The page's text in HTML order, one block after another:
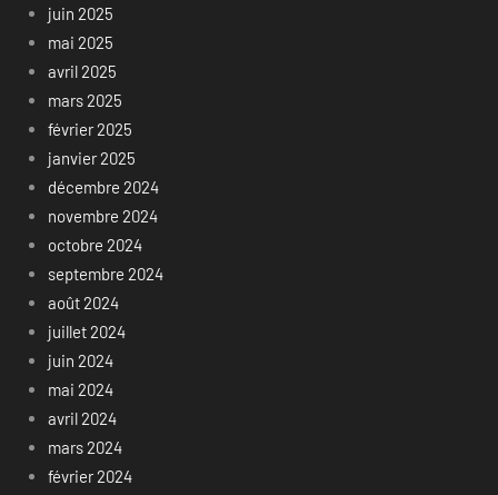
juin 2025
mai 2025
avril 2025
mars 2025
février 2025
janvier 2025
décembre 2024
novembre 2024
octobre 2024
septembre 2024
août 2024
juillet 2024
juin 2024
mai 2024
avril 2024
mars 2024
février 2024